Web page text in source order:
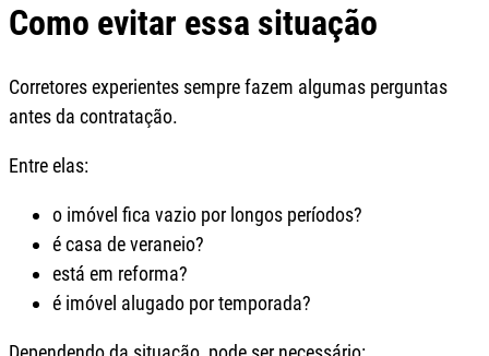
Como evitar essa situação
Corretores experientes sempre fazem algumas perguntas
antes da contratação.
Entre elas:
o imóvel fica vazio por longos períodos?
é casa de veraneio?
está em reforma?
é imóvel alugado por temporada?